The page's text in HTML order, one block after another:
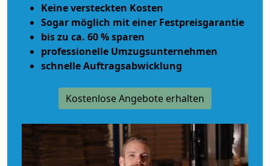
Keine versteckten Kosten
Sogar möglich mit einer Festpreisgarantie
bis zu ca. 60 % sparen
professionelle Umzugsunternehmen
schnelle Auftragsabwicklung
Kostenlose Angebote erhalten